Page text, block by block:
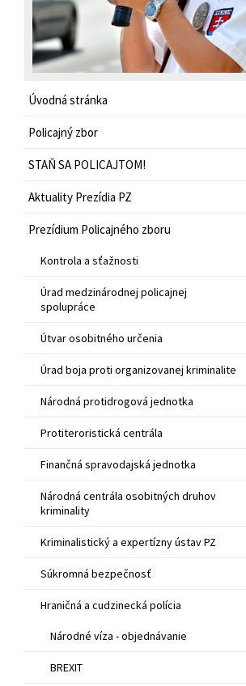
Úvodná stránka
Policajný zbor
STAŇ SA POLICAJTOM!
Aktuality Prezídia PZ
Prezídium Policajného zboru
Kontrola a sťažnosti
Úrad medzinárodnej policajnej
spolupráce
Útvar osobitného určenia
Úrad boja proti organizovanej kriminalite
Národná protidrogová jednotka
Protiteroristická centrála
Finančná spravodajská jednotka
Národná centrála osobitných druhov
kriminality
Kriminalistický a expertízny ústav PZ
Súkromná bezpečnosť
Hraničná a cudzinecká polícia
Národné víza - objednávanie
BREXIT